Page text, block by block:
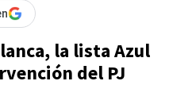
la lista Azul
del PJ